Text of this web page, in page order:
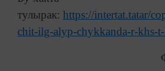
тулырак: https://intertat.tatar/
chit-ilg-alyp-chykkanda-r-khs-